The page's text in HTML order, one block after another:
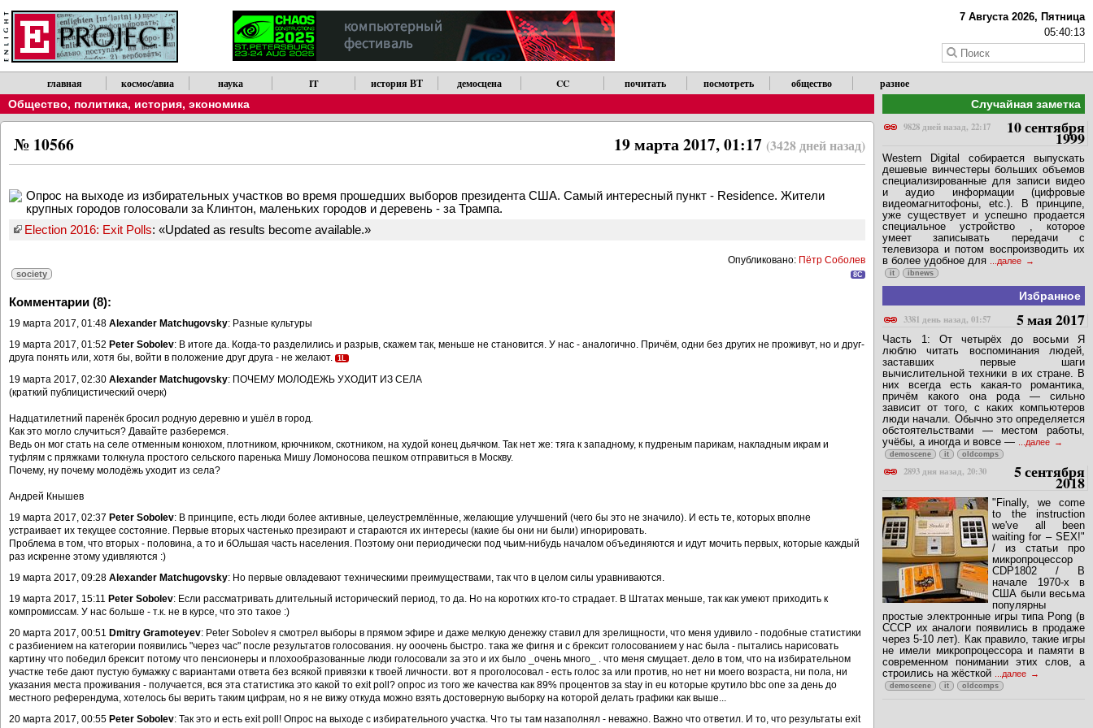
7 Августа 2026, Пятница
05:40:13
главная космос/авиа наука IT история ВТ демосцена CC почитать посмотреть общество разное
Общество, политика, история, экономика
19 марта 2017, 01:17 (3428 дней назад)
№ 10566
Опрос на выходе из избирательных участков во время прошедших выборов президента США. Самый интересный пункт - Residence. Жители
крупных городов голосовали за Клинтон, маленьких городов и деревень - за Трампа.
Election 2016: Exit Polls: «Updated as results become available.»
Опубликовано: Пётр Соболев
society 8C
Комментарии (8):
19 марта 2017, 01:48 Alexander Matchugovsky: Разные культуры
19 марта 2017, 01:52 Peter Sobolev: В итоге да. Когда-то разделились и разрыв, скажем так, меньше не становится. У нас - аналогично. Причём, одни без других не проживут, но и друг-
друга понять или, хотя бы, войти в положение друг друга - не желают. 1L
19 марта 2017, 02:30 Alexander Matchugovsky: ПОЧЕМУ МОЛОДЕЖЬ УХОДИТ ИЗ СЕЛА
(краткий публицистический очерк)
Надцатилетний паренёк бросил родную деревню и ушёл в город.
Как это могло случиться? Давайте разберемся.
Ведь он мог стать на селе отменным конюхом, плотником, крючником, скотником, на худой конец дьячком. Так нет же: тяга к западному, к пудреным парикам, накладным икрам и
туфлям с пряжками толкнула простого сельского паренька Мишу Ломоносова пешком отправиться в Москву.
Почему, ну почему молодёжь уходит из села?
Андрей Кнышев
19 марта 2017, 02:37 Peter Sobolev: В принципе, есть люди более активные, целеустремлённые, желающие улучшений (чего бы это не значило). И есть те, которых вполне
устраивает их текущее состояние. Первые вторых частенько презирают и стараются их интересы (какие бы они ни были) игнорировать.
Проблема в том, что вторых - половина, а то и бОльшая часть населения. Поэтому они периодически под чьим-нибудь началом объединяются и идут мочить первых, которые каждый
раз искренне этому удивляются :)
19 марта 2017, 09:28 Alexander Matchugovsky: Но первые овладевают техническими преимуществами, так что в целом силы уравниваются.
19 марта 2017, 15:11 Peter Sobolev: Если рассматривать длительный исторический период, то да. Но на коротких кто-то страдает. В Штатах меньше, так как умеют приходить к
компромиссам. У нас больше - т.к. не в курсе, что это такое :)
20 марта 2017, 00:51 Dmitry Gramoteyev: Peter Sobolev я смотрел выборы в прямом эфире и даже мелкую денежку ставил для зрелищности, что меня удивило - подобные статистики
с разбиением на категории появились "через час" после результатов голосования. ну ооочень быстро. така же фигня и с брексит голосованием у нас была - пытались нарисовать
картину что победил брексит потому что пенсионеры и плохообразованные люди голосовали за это и их было _очень много_ . что меня смущает. дело в том, что на избирательном
участке тебе дают пустую бумажку с вариантами ответа без всякой привязки к твоей личности. вот я проголосовал - есть голос за или против, но нет ни моего возраста, ни пола, ни
указания места проживания - получается, вся эта статистика это какой то exit poll? опрос из того же качества как 89% процентов за stay in eu которые крутило bbc one за день до
местного референдума, хотелось бы верить таким цифрам, но я не вижу откуда можно взять достоверную выборку на которой делать графики как выше...
20 марта 2017, 00:55 Peter Sobolev: Так это и есть exit poll! Опрос на выходе с избирательного участка. Что ты там назаполнял - неважно. Важно что ответил. И то, что результаты exit
Случайная заметка
9828 дней назад, 22:17
10 сентября
1999
Western Digital собирается выпускать
дешевые винчестеры больших объемов
специализированные для записи видео
и аудио информации (цифровые
видеомагнитофоны, etc.). В принципе,
уже существует и успешно продается
специальное устройство , которое
умеет записывать передачи с
телевизора и потом воспроизводить их
в более удобное для ...далее
it ibnews
Избранное
3381 день назад, 01:57
5 мая 2017
Часть 1: От четырёх до восьми Я
люблю читать воспоминания людей,
заставших первые шаги
вычислительной техники в их стране. В
них всегда есть какая-то романтика,
причём какого она рода — сильно
зависит от того, с каких компьютеров
люди начали. Обычно это определяется
обстоятельствами — местом работы,
учёбы, а иногда и вовсе —
...далее
demoscene it oldcomps
2893 дня назад, 20:30 5 сентября
2018
"Finally, we come
to the instruction
we've all been
waiting for – SEX!"
/ из статьи про
микропроцессор
CDP1802 / В
начале 1970-х в
США были весьма
популярны
простые электронные игры типа Pong (в
СССР их аналоги появились в продаже
через 5-10 лет). Как правило, такие игры
не имели микропроцессора и памяти в
современном понимании этих слов, а
строились на жёсткой
...далее
demoscene it oldcomps